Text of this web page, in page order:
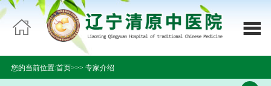
 网站首页
科室导航


您的当前位置:首页>>> 专家介绍